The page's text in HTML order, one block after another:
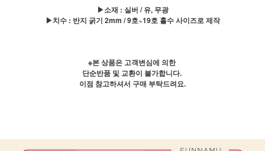
▶소재 : 실버 / 유, 무광
▶치수 : 반지 굵기 2mm / 9호~19호 홀수 사이즈로 제작
※본 상품은 고객변심에 의한
단순반품 및 교환이 불가합니다.
이점 참고하셔서 구매 부탁드려요.